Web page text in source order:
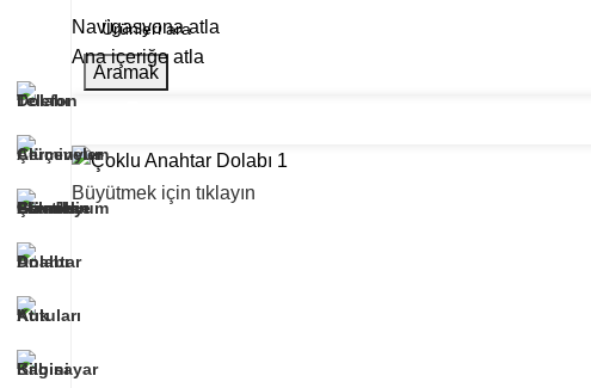
Navigasyona atla
Ana içeriğe atla
Aramak
Büyütmek için tıklayın